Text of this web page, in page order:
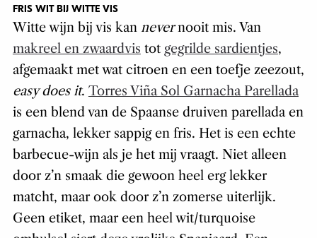
FRIS WIT BIJ WITTE VIS
Witte wijn bij vis kan nevernooit mis. Van
makreel en zwaardvis tot gegrilde sardientjes,
afgemaakt met wat citroen en een toefje zeezout,
easy does it. Torres Viña Sol Garnacha Parellada
is een blend van de Spaanse druiven parellada en
garnacha, lekker sappig en fris. Het is een echte
barbecue-wijn als je het mij vraagt. Niet alleen
door z’n smaak die gewoon heel erg lekker
matcht, maar ook door z’n zomerse uiterlijk.
Geen etiket, maar een heel wit/turquoise